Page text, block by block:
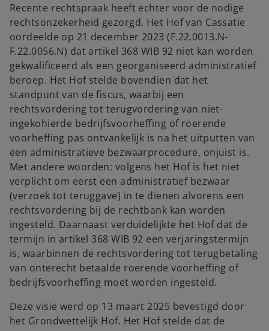
Recente rechtspraak heeft echter voor de nodige
rechtsonzekerheid gezorgd. Het Hof van Cassatie
oordeelde op 21 december 2023 (F.22.0013.N-
F.22.0056.N) dat artikel 368 WIB 92 niet kan worden
gekwalificeerd als een georganiseerd administratief
beroep. Het Hof stelde bovendien dat het
standpunt van de fiscus, waarbij een
rechtsvordering tot terugvordering van niet-
ingekohierde bedrijfsvoorheffing of roerende
voorheffing pas ontvankelijk is na het uitputten van
een administratieve bezwaarprocedure, onjuist is.
Met andere woorden: volgens het Hof is het niet
verplicht om eerst een administratief bezwaar
(verzoek tot teruggave) in te dienen alvorens een
rechtsvordering bij de rechtbank kan worden
ingesteld. Daarnaast verduidelijkte het Hof dat de
termijn in artikel 368 WIB 92 een verjaringstermijn
is, waarbinnen de rechtsvordering tot terugbetaling
van onterecht betaalde roerende voorheffing of
bedrijfsvoorheffing moet worden ingesteld.
Deze visie werd op 13 maart 2025 bevestigd door
het Grondwettelijk Hof. Het Hof stelde dat de